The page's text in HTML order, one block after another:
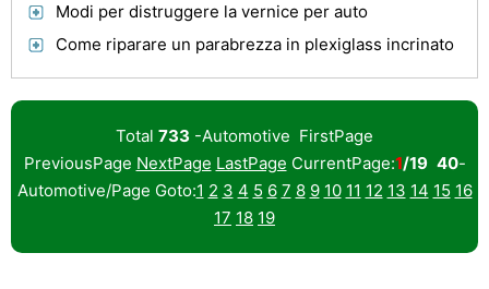
Modi per distruggere la vernice per auto
Come riparare un parabrezza in plexiglass incrinato
Total 733 -Automotive FirstPage
PreviousPage NextPage LastPage CurrentPage:1/19 40-
Automotive/Page Goto:1 2 3 4 5 6 7 8 9 10 11 12 13 14 15 16
17 18 19